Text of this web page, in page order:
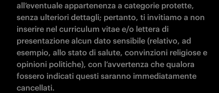
all’eventuale appartenenza a categorie protette,
senza ulteriori dettagli; pertanto, ti invitiamo a non
inserire nel curriculum vitae e/o lettera di
presentazione alcun dato sensibile (relativo, ad
esempio, allo stato di salute, convinzioni religiose e
opinioni politiche), con l’avvertenza che qualora
fossero indicati questi saranno immediatamente
cancellati.